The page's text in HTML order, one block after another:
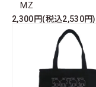
MZ
2,300円(税込2,530円)